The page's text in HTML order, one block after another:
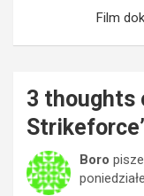
Film
3 thoughts
Strikeforce
Boro